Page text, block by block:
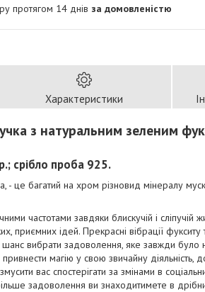
протягом 14 днів за домовленістю
Характеристики
з натуральним зеленим
срібло проба 925.
- це багатий на хром різновид мінералу
частотами завдяки блискучій і сліпучій
приємних ідей. Прекрасні вібрації
вибрати задоволення, яке завжди було
магію у свою звичайну діяльність,
вас спостерігати за змінами в
задоволення ви знаходитимете в